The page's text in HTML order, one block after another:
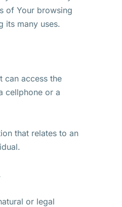
of Your browsing
its many uses.
can access the
cellphone or a
that relates to an
or legal